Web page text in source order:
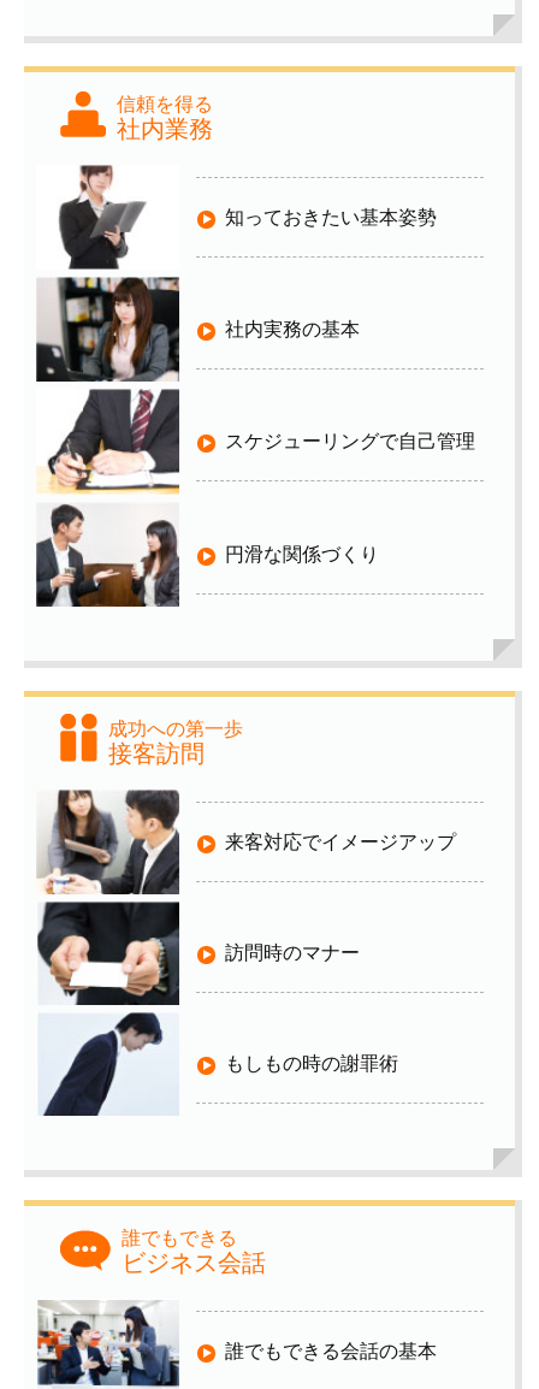
信頼を得る
社内業務
知っておきたい基本姿勢
社内実務の基本
スケジューリングで自己管理
円滑な関係づくり
成功への第一歩
接客訪問
来客対応でイメージアップ
訪問時のマナー
もしもの時の謝罪術
誰でもできる
ビジネス会話
誰でもできる会話の基本